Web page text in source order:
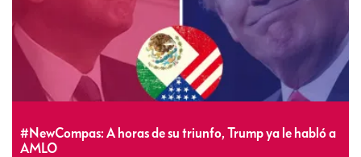
#NewCompas: A horas de su triunfo, Trump ya le habló a
AMLO